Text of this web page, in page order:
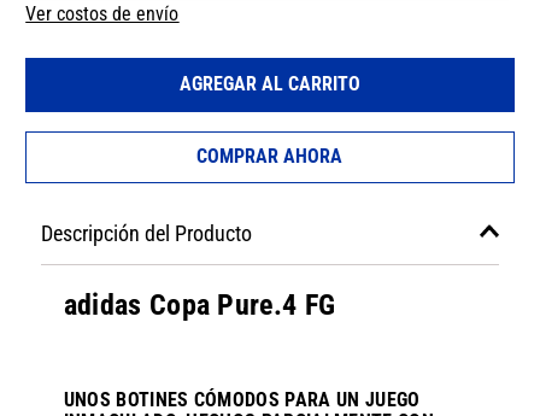
Ver costos de envío
AGREGAR AL CARRITO
COMPRAR AHORA
Descripción del Producto
adidas Copa Pure.4 FG
UNOS BOTINES CÓMODOS PARA UN JUEGO